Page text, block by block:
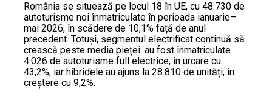
România se situează pe locul 18 în UE, cu 48.730 de
autoturisme noi înmatriculate în perioada ianuarie–
mai 2026, în scădere de 10,1% față de anul
precedent. Totuși, segmentul electrificat continuă să
crească peste media pieței: au fost înmatriculate
4.026 de autoturisme full electrice, în urcare cu
43,2%, iar hibridele au ajuns la 28.810 de unități, în
creștere cu 9,2%.